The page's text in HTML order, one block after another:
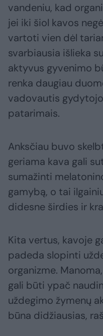
vandeniu, kad
jei iki šiol kavos
vartoti vien dėl
svarbiausia išlieka
aktyvus gyvenimo
renka daugiau
vadovautis
patarimais.
Anksčiau buvo
geriama kava gali
sumažinti
gamybą, o tai
didesne širdies ir
Kita vertus, kavoje
padeda slopinti
organizme.
gali būti ypač
uždegimo žymenų
būna didžiausias,